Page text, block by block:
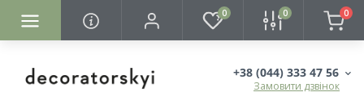
0 0 0
+38 (044) 333 47 56
Замовити дзвінок